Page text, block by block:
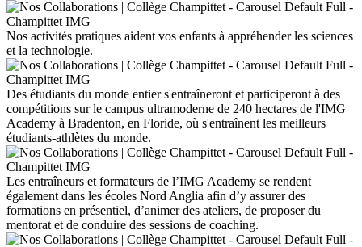
Nos activités pratiques aident vos enfants à appréhender les sciences
et la technologie.
Des étudiants du monde entier s'entraîneront et participeront à des
compétitions sur le campus ultramoderne de 240 hectares de l'IMG
Academy à Bradenton, en Floride, où s'entraînent les meilleurs
étudiants-athlètes du monde.
Les entraîneurs et formateurs de l’IMG Academy se rendent
également dans les écoles Nord Anglia afin d’y assurer des
formations en présentiel, d’animer des ateliers, de proposer du
mentorat et de conduire des sessions de coaching.